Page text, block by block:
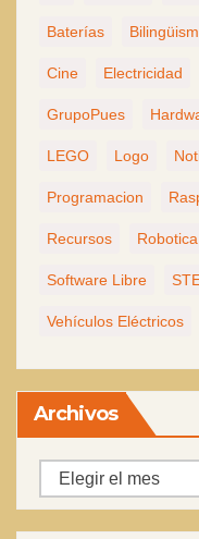
Baterías
Cine Electricidad
GrupoPues
LEGO Logo
Programacion
Recursos Robotica
Software Libre
Vehículos Eléctricos
Archivos
Archivos